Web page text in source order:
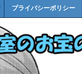
バレ感想
プライバシーポリシー